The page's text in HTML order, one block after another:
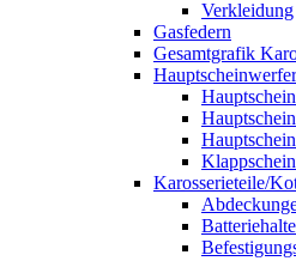
Verkleidung
Gasfedern
Gesamtgrafik
Karosserieteile/